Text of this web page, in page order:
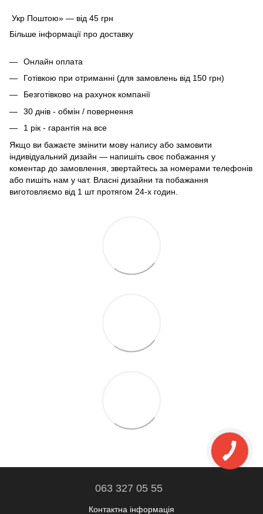
Укр Поштою» — від 45 грн
Більше інформації про доставку
Онлайн оплата
Готівкою при отриманні (для замовлень від 150 грн)
Безготівково на рахунок компанії
30 днів - обмін / повернення
1 рік - гарантія на все
Якщо ви бажаєте змінити мову напису або замовити
індивідуальний дизайн — напишіть своє побажання у
коментар до замовлення, звертайтесь за номерами телефонів
або пишіть нам у чат. Власні дизайни та побажання
виготовляємо від 1 шт протягом 24-х годин.
063 327 05 55
Контактна інформація